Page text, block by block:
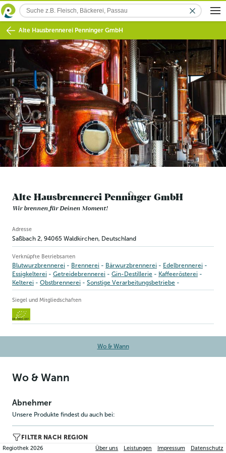
Alte Hausbrennerei Penninger GmbH
Alte Hausbrennerei Penninger GmbH
Wir brennen für Deinen Moment!
Betriebsinformation
Adresse
Saßbach 2, 94065 Waldkirchen, Deutschland
Verknüpfte Betriebsarten
Blutwurzbrennerei Brennerei Bärwurzbrennerei
Edelbrennerei
Essigkelterei
Getreidebrennerei Gin-Destillerie
Kaffeerösterei
Kelterei
Obstbrennerei
Sonstige Verarbeitungsbetriebe
Verarbeitung
Whiskeybrennerei
Siegel und Mitgliedschaften
DE-ÖKO-037
Wo & Wann
Wo & Wann
Abnehmer
Unsere Produkte findest du auch bei:
FILTER NACH REGION
Mittelfranken (1)
Niederbayern (9)
Regiothek2026 Über uns Leistungen Impressum Datenschutz